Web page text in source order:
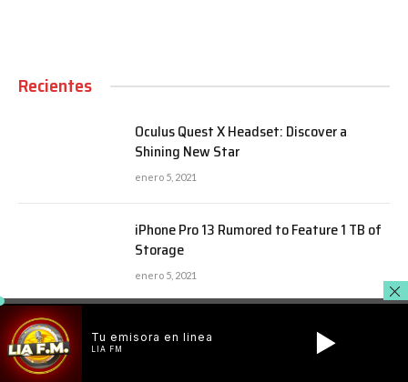
Recientes
Oculus Quest X Headset: Discover a
Shining New Star
enero 5, 2021
iPhone Pro 13 Rumored to Feature 1 TB of
Storage
enero 5, 2021
Fujifilm’s 102-Megapixel Camera is the
Size of a Typical DSLR
Tu emisora en linea
LIA FM